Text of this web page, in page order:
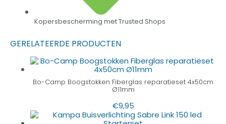
Kopersbescherming met Trusted Shops
GERELATEERDE PRODUCTEN
Bo-Camp Boogstokken Fiberglas reparatieset 4x50cm
Ø11mm
€9,95